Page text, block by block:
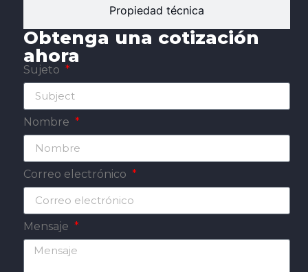
Propiedad técnica
Obtenga una cotización
ahora
Sujeto
Nombre
Correo electrónico
Mensaje